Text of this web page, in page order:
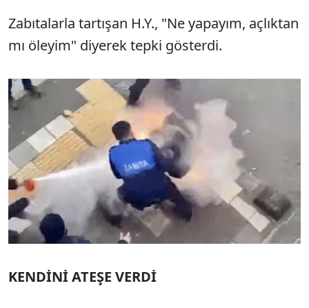
Sesi Aç
Zabıtalarla tartışan H.Y., "Ne yapayım, açlıktan
mı öleyim" diyerek tepki gösterdi.
KENDİNİ ATEŞE VERDİ